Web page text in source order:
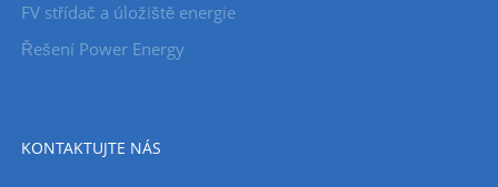
FV střídač a úložiště energie
Řešení Power Energy
KONTAKTUJTE NÁS